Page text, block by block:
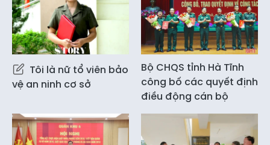
Tôi là nữ tổ viên bảo
vệ an ninh cơ sở
Bộ CHQS tỉnh Hà Tĩnh
công bố các quyết định
điều động cán bộ